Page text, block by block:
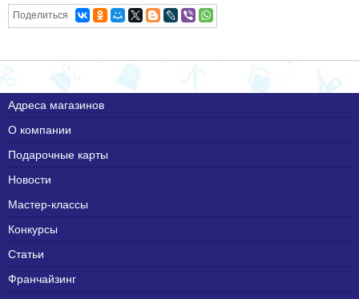
Поделиться
Адреса магазинов
О компании
Подарочные карты
Новости
Мастер-классы
Конкурсы
Статьи
Франчайзинг